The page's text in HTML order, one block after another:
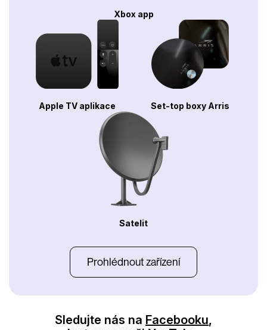
Xbox app
Apple TV aplikace Set-top boxy Arris
Satelit
Prohlédnout zařízení
Sledujte nás na Facebooku,